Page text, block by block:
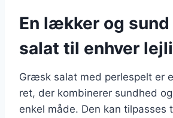
En lækker og
salat til enhver
Græsk salat med perlespelt er
ret, der kombinerer sundhed
enkel måde. Den kan tilpasses